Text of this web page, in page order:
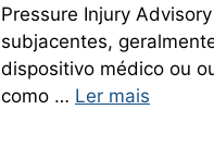
Pressure Injury
subjacentes,
dispositivo médico ou
como … Ler mais